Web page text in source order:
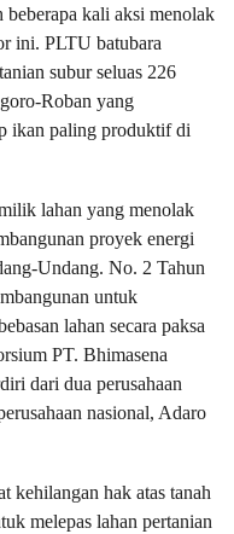
kali aksi menolak
ini. PLTU batubara
subur seluas 226
Roban yang
ikan paling produktif di
lahan yang menolak
proyek energi
Undang. No. 2 Tahun
untuk
lahan secara paksa
PT. Bhimasena
dari dua perusahaan
nasional, Adaro
kehilangan hak atas tanah
melepas lahan pertanian